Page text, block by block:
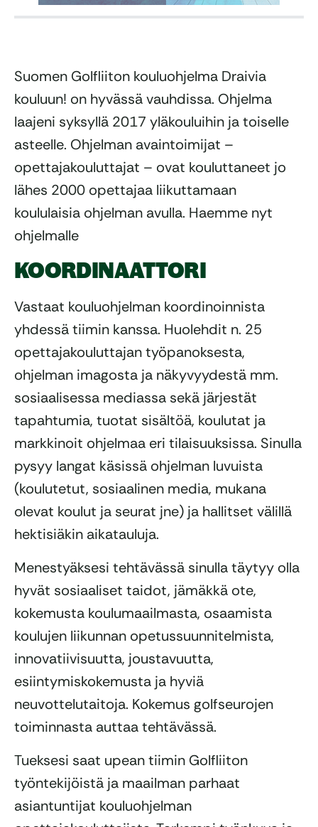
Suomen Golfliiton kouluohjelma Draivia
kouluun! on hyvässä vauhdissa. Ohjelma
laajeni syksyllä 2017 yläkouluihin ja toiselle
asteelle. Ohjelman avaintoimijat –
opettajakouluttajat – ovat kouluttaneet jo
lähes 2000 opettajaa liikuttamaan
koululaisia ohjelman avulla. Haemme nyt
ohjelmalle
KOORDINAATTORI
Vastaat kouluohjelman koordinoinnista
yhdessä tiimin kanssa. Huolehdit n. 25
opettajakouluttajan työpanoksesta,
ohjelman imagosta ja näkyvyydestä mm.
sosiaalisessa mediassa sekä järjestät
tapahtumia, tuotat sisältöä, koulutat ja
markkinoit ohjelmaa eri tilaisuuksissa. Sinulla
pysyy langat käsissä ohjelman luvuista
(koulutetut, sosiaalinen media, mukana
olevat koulut ja seurat jne) ja hallitset välillä
hektisiäkin aikatauluja.
Menestyäksesi tehtävässä sinulla täytyy olla
hyvät sosiaaliset taidot, jämäkkä ote,
kokemusta koulumaailmasta, osaamista
koulujen liikunnan opetussuunnitelmista,
innovatiivisuutta, joustavuutta,
esiintymiskokemusta ja hyviä
neuvottelutaitoja. Kokemus golfseurojen
toiminnasta auttaa tehtävässä.
Tueksesi saat upean tiimin Golfliiton
työntekijöistä ja maailman parhaat
asiantuntijat kouluohjelman